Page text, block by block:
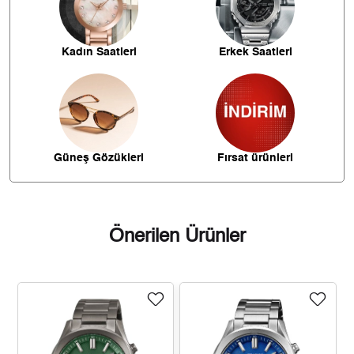
5 20.426,50 ₺
7 3.042,33 ₺ 21.296,31 ₺
8 21.759,60 ₺
Taksit Tutarı
Tek Çekim 18.704,55 ₺
Kadın Saatleri Erkek Saatleri
Güneş Gözükleri Fırsat ürünleri
Önerilen Ürünler